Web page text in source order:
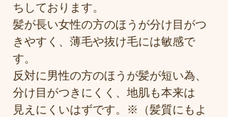
ちしております。
髪が長い女性の方のほうが分け目がつ
きやすく、薄毛や抜け毛には敏感で
す。
反対に男性の方のほうが髪が短い為、
分け目がつきにくく、地肌も本来は
見えにくいはずです。※（髪質にもよ